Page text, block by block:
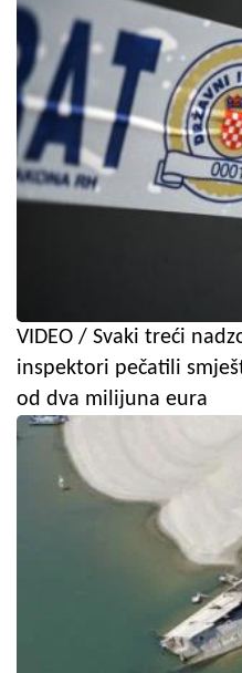
VIDEO / Svaki treći
inspektori pečatili
od dva milijuna eura